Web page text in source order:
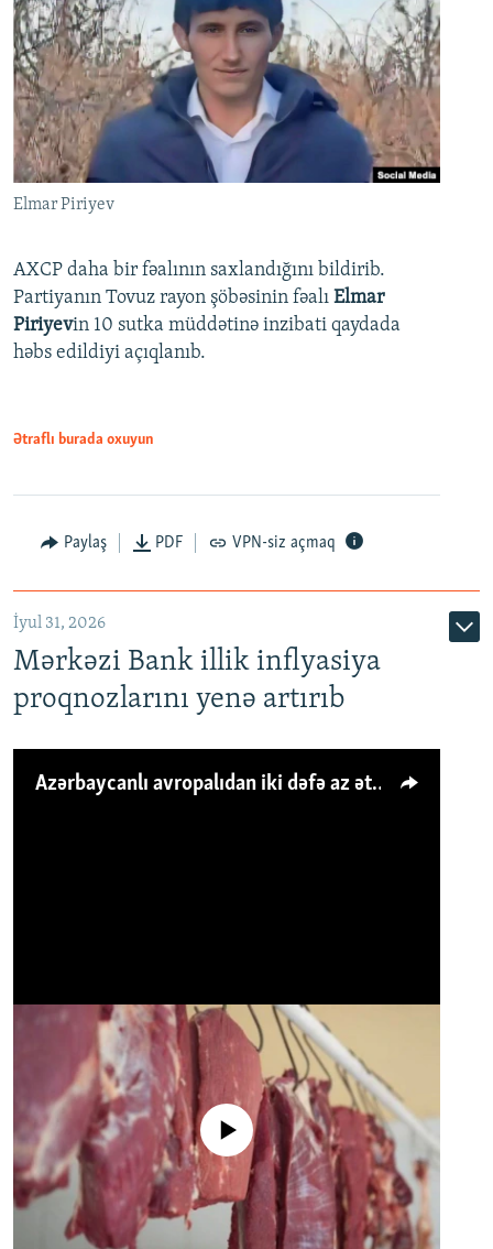
Elmar Piriyev
AXCP daha bir fəalının saxlandığını bildirib.
Partiyanın Tovuz rayon şöbəsinin fəalı Elmar
Piriyevin 10 sutka müddətinə inzibati qaydada
həbs edildiyi açıqlanıb.
Ətraflı burada oxuyun
Paylaş PDF VPN-siz açmaq
İyul 31, 2026
Mərkəzi Bank illik inflyasiya
proqnozlarını yenə artırıb
Azərbaycanlı avropalıdan iki dəfə az ət yeyir, amma... 'Qiymət artımı qaçılmazdır'
No media source currently available